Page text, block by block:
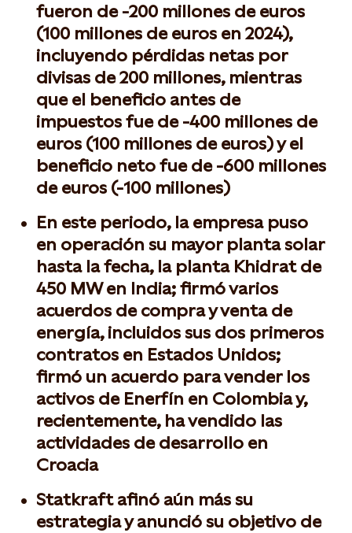
fueron de -200 millones de euros
(100 millones de euros en 2024),
incluyendo pérdidas netas por
divisas de 200 millones, mientras
que el beneficio antes de
impuestos fue de -400 millones de
euros (100 millones de euros) y el
beneficio neto fue de -600 millones
de euros (-100 millones)
En este periodo, la empresa puso
en operación su mayor planta solar
hasta la fecha, la planta Khidrat de
450 MW en India; firmó varios
acuerdos de compra y venta de
energía, incluidos sus dos primeros
contratos en Estados Unidos;
firmó un acuerdo para vender los
activos de Enerfín en Colombia y,
recientemente, ha vendido las
actividades de desarrollo en
Croacia
Statkraft afinó aún más su
estrategia y anunció su objetivo de